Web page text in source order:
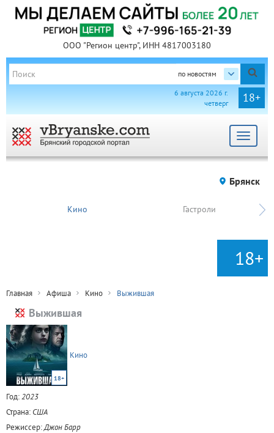
ООО "Регион центр", ИНН 4817003180
по новостям
18+
6 августа 2026 г.
четверг
Toggle
Брянск
Кино Гастроли
18+
Главная Афиша Кино Выжившая
Выжившая
18+
Кино
Год:2023
Страна: США
Режиссер:Джон Барр